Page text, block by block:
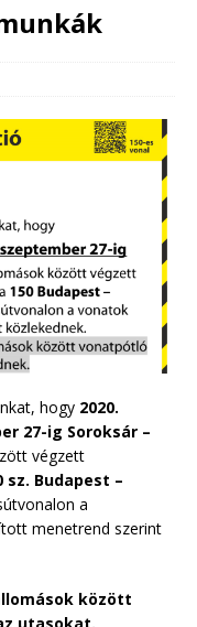
hogy 2020.
27-ig Soroksár –
végzett
sz. Budapest –
a
menetrend szerint
között
utasokat.